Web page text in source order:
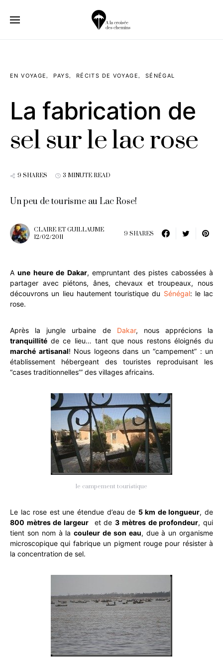
EN VOYAGE PAYS RÉCITS DE VOYAGE SÉNÉGAL
La fabrication de
sel sur le lac rose
9 SHARES 3 MINUTE READ
Un peu de tourisme au Lac Rose!
CLAIRE ET GUILLAUME
12/02/2011
9 SHARES
Aune heure de Dakar, empruntant des pistes cabossées à
partager avec piétons, ânes, chevaux et troupeaux, nous
découvrons un lieu hautement touristique du Sénégal: le lac
rose.
Après la jungle urbaine de Dakar, nous apprécions la
tranquillité de ce lieu… tant que nous restons éloignés du
marché artisanal! Nous logeons dans un “campement” : un
établissement hébergeant des touristes reproduisant les
“cases traditionnelles’” des villages africains.
le campement touristique
Le lac rose est une étendue d’eau de 5 km de longueur, de
800 mètres de largeur et de3 mètres de profondeur, qui
tient son nom à lacouleur de son eau, due à un organisme
microscopique qui fabrique un pigment rouge pour résister à
la concentration de sel.